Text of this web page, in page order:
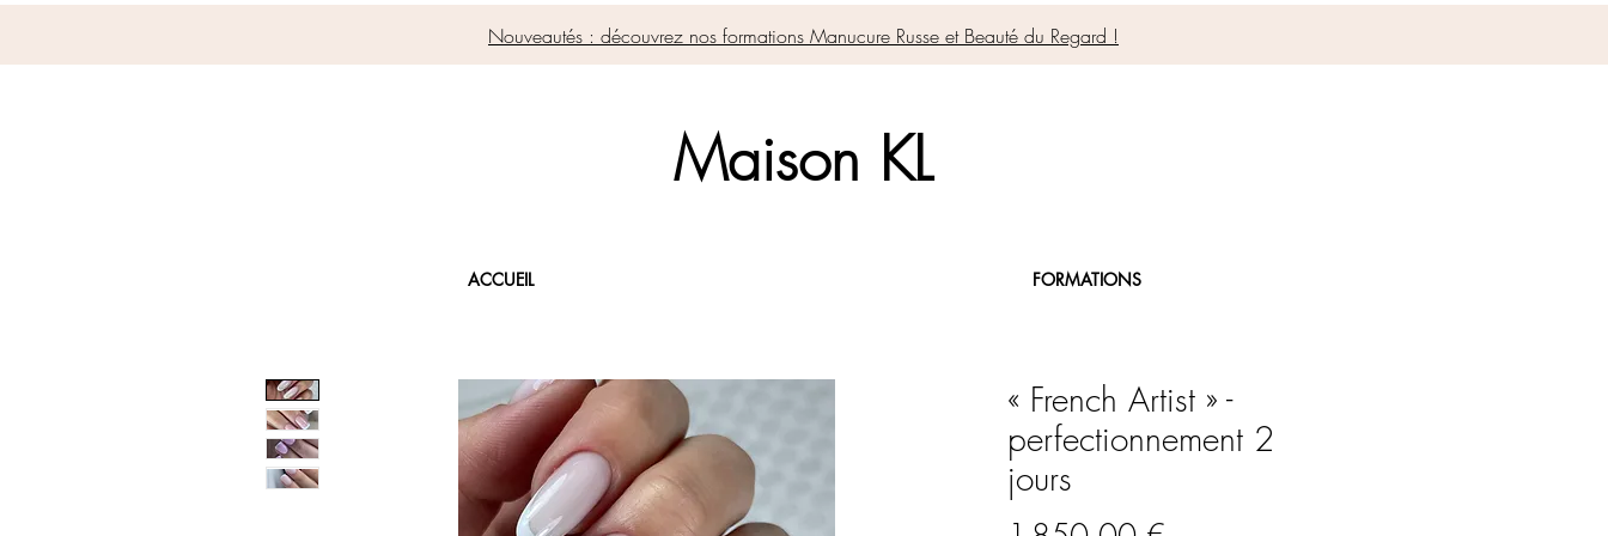
Nouveautés : découvrez nos formations Manucure Russe et Beauté du Regard !
Maison KL
ACCUEIL FORMATIONS
« French Artist » -
perfectionnement 2
jours